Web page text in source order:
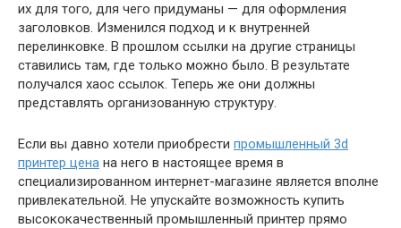
их для того, для чего придуманы — для оформления
заголовков. Изменился подход и к внутренней
перелинковке. В прошлом ссылки на другие страницы
ставились там, где только можно было. В результате
получался хаос ссылок. Теперь же они должны
представлять организованную структуру.
Если вы давно хотели приобрести промышленный 3d
принтер цена на него в настоящее время в
специализированном интернет-магазине является вполне
привлекательной. Не упускайте возможность купить
высококачественный промышленный принтер прямо